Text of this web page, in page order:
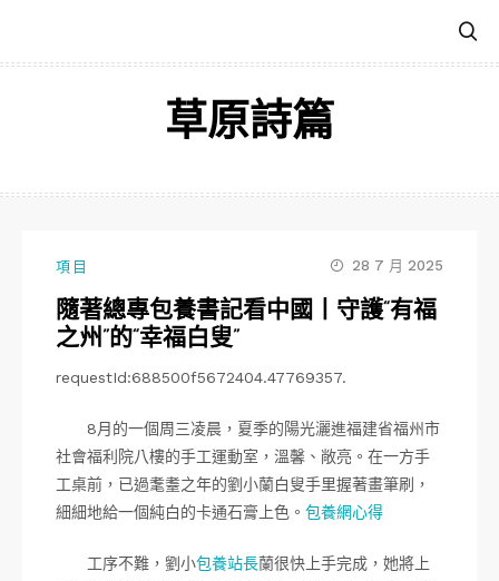
主
草原詩篇
項目 28 7 月 2025
隨著總專包養書記看中國丨守護“有福
之州”的“幸福白叟”
requestId:688500f5672404.47769357.
8月的一個周三凌晨，夏季的陽光灑進福建省福州市
社會福利院八樓的手工運動室，溫馨、敞亮。在一方手
工桌前，已過耄耋之年的劉小蘭白叟手里握著畫筆刷，
細細地給一個純白的卡通石膏上色。 包養網心得
工序不難，劉小包養站長蘭很快上手完成，她將上